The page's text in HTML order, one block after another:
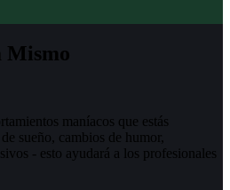
Mismo
maníacos que estás
sueño, cambios de humor,
- esto ayudará a los profesionales